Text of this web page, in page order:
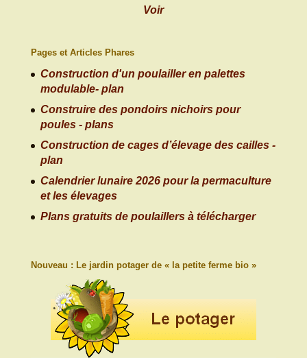
Voir
Pages et Articles Phares
Construction d'un poulailler en palettes
modulable- plan
Construire des pondoirs nichoirs pour
poules - plans
Construction de cages d’élevage des cailles -
plan
Calendrier lunaire 2026 pour la permaculture
et les élevages
Plans gratuits de poulaillers à télécharger
Nouveau : Le jardin potager de « la petite ferme bio »